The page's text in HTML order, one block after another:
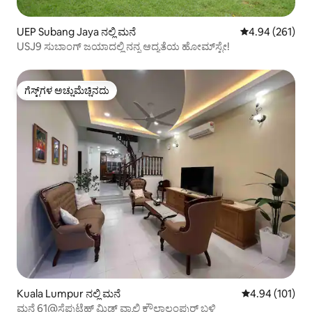
UEP Subang Jaya ನಲ್ಲಿ ಮನೆ 5 ರಲ್ಲಿ 4.94
4.94 (261)
USJ9 ಸುಬಾಂಗ್ ಜಯಾದಲ್ಲಿ ನನ್ನ ಆದ್ಯತೆಯ ಹೋಮ್‌ಸ್ಟೇ!
ಗೆಸ್ಟ್‌ಗಳ ಅಚ್ಚುಮೆಚ್ಚಿನದು
ಗೆಸ್ಟ್‌ಗಳ ಅಚ್ಚುಮೆಚ್ಚಿನದು
Kuala Lumpur ನಲ್ಲಿ ಮನೆ 5 ರಲ್ಲಿ 4.94
4.94 (101)
ಮನೆ 61@ಸೆಪುಟೆಹ್ ಮಿಡ್ ವ್ಯಾಲಿ ಕೌಲಾಲಂಪುರ್ ಬಳಿ